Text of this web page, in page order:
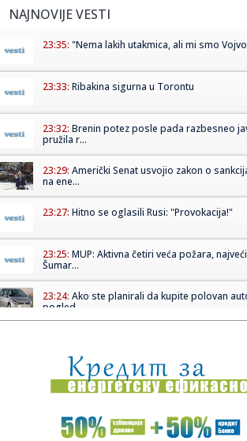
NAJNOVIJE VESTI
23:35: "Nema lakih utakmica, ali mi smo
23:33: Ribakina sigurna u Torontu
23:32: Brenin potez posle pada razbesneo
pružila r...
23:29: Američki Senat usvojio zakon o
na ene...
23:27: Hitno se oglasili Rusi: "Provokacija!"
23:25: MUP: Aktivna četiri veća požara,
Šumar...
23:24: Ako ste planirali da kupite polovan
pogled...
23:21:Nestao nakit vrijedan 10.000 evra:
neobičn...
23:21:Krvoproliće u Gracu: Turčin izbo
dvojic...